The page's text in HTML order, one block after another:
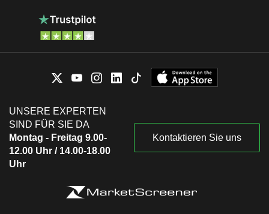
UNSERE EXPERTEN
SIND FÜR SIE DA
Montag - Freitag 9.00-
12.00 Uhr / 14.00-18.00
Uhr
Kontaktieren Sie uns